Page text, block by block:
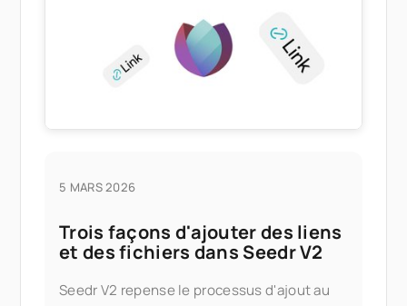
5 MARS 2026
Trois façons d'ajouter des liens
et des fichiers dans Seedr V2
Seedr V2 repense le processus d'ajout au